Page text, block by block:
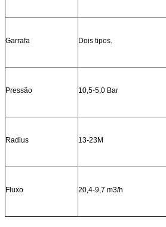
Garrafa Dois tipos.
Pressão 10,5-5,0 Bar
Radius 13-23M
Fluxo 20,4-9,7 m3/h